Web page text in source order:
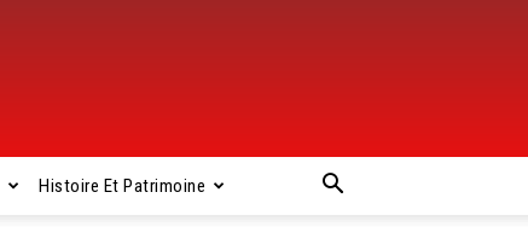
Histoire Et Patrimoine